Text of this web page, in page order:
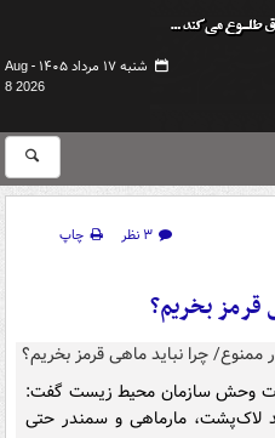
شنبه ۱۷ مرداد ۱۴۰۵ -
Aug
8 2026
۳ نظر
چاپ
قرمز بخریم؟
وحش سازمان محیط زیست گفت:
مارماهی و سمندر حتی